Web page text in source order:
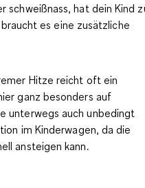
schweißnass, hat dein Kind
es eine zusätzliche
Hitze reicht oft ein
ganz besonders auf
unterwegs auch unbedingt
im Kinderwagen, da die
ansteigen kann.